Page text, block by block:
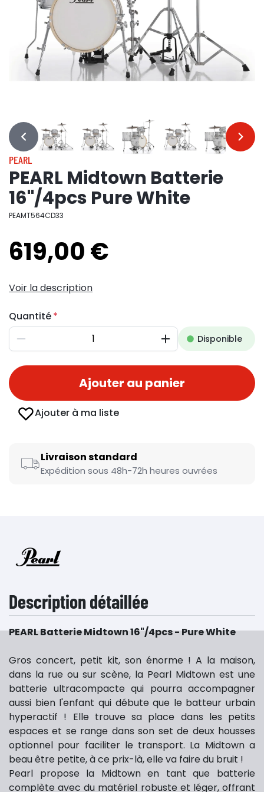
… …
PEARL
PEARL Midtown Batterie
16"/4pcs Pure White
PEAMT564CD33
619,00 €
Voir la description
Quantité
Diminuer AugmenterDisponible
Ajouter au panier
Ajouter à ma liste
Livraison standard
Expédition sous 48h-72h heures ouvrées
Description détaillée
PEARL Batterie Midtown 16"/4pcs - Pure White
Gros concert, petit kit, son énorme ! A la maison,
dans la rue ou sur scène, la Pearl Midtown est une
batterie ultracompacte qui pourra accompagner
aussi bien l'enfant qui débute que le batteur urbain
hyperactif ! Elle trouve sa place dans les petits
espaces et se range dans son set de deux housses
optionnel pour faciliter le transport. La Midtown a
beau être petite, à ce prix-là, elle va faire du bruit !
Pearl propose la Midtown en tant que batterie
complète avec du matériel robuste et léger, offrant